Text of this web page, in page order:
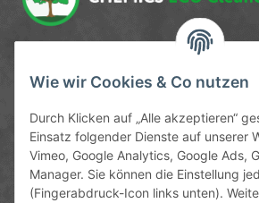
Wie wir Cookies & Co nutzen
Durch Klicken auf „Alle akzeptieren“
Einsatz folgender Dienste auf unserer
Vimeo, Google Analytics, Google Ads,
Manager. Sie können die Einstellung
(Fingerabdruck-Icon links unten).
Service-Hotline
09372 / 70 80 90
Mo-Fr, 09:00-12:00 | 13:00-17:00 Uhr
Hinter den Straßenäckern 11-13
63906 Erlenbach